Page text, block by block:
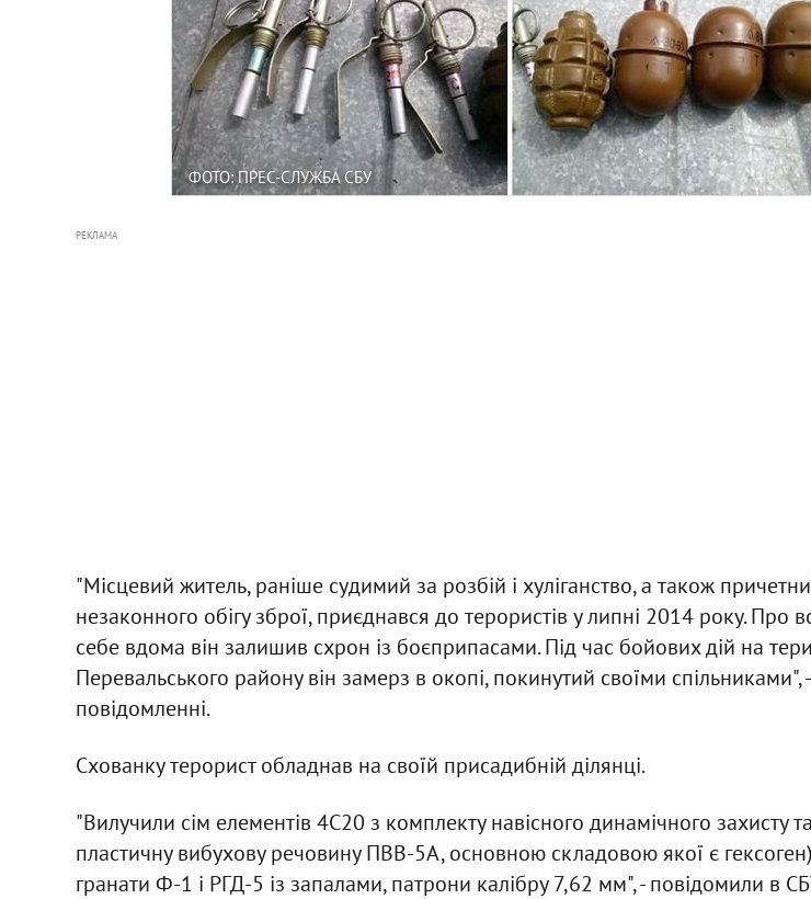
ФОТО: ПРЕС-СЛУЖБА СБУ
РЕКЛАМА
"Місцевий житель, раніше судимий за розбій і хуліганство, а також
незаконного обігу зброї, приєднався до терористів у липні 2014 року. Про
себе вдома він залишив схрон із боєприпасами. Під час бойових дій на
Перевальського району він замерз в окопі, покинутий своїми спільниками",
повідомленні.
Схованку терорист обладнав на своїй присадибній ділянці.
"Вилучили сім елементів 4С20 з комплекту навісного динамічного захисту
пластичну вибухову речовину ПВВ-5А, основною складовою якої є
гранати Ф-1 і РГД-5 із запалами, патрони калібру 7,62 мм", - повідомили в